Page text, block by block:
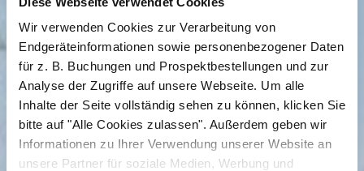
Wir verwenden Cookies zur Verarbeitung von
Endgeräteinformationen sowie personenbezogener Daten
für z. B. Buchungen und Prospektbestellungen und zur
Analyse der Zugriffe auf unsere Webseite. Um alle
Inhalte der Seite vollständig sehen zu können, klicken Sie
bitte auf "Alle Cookies zulassen". Außerdem geben wir
Informationen zu Ihrer Verwendung unserer Website an
unsere Partner für soziale Medien, Werbung und